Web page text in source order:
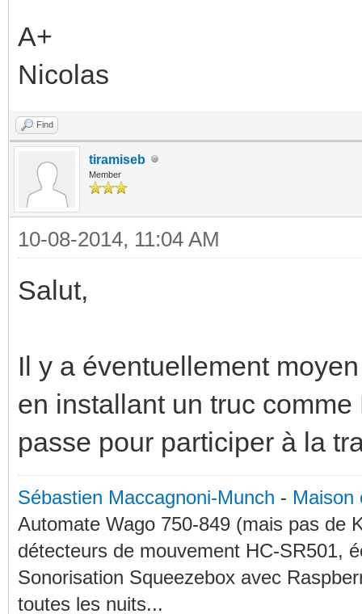
A+
Nicolas
Find
tiramiseb
Member
10-08-2014, 11:04 AM
Salut,
Il y a éventuellement
en installant un truc
passe pour participer à la
Sébastien Maccagnoni-Munch - Maison
Automate Wago 750-849 (mais pas de
détecteurs de mouvement HC-SR501,
Sonorisation Squeezebox avec
toutes les nuits...